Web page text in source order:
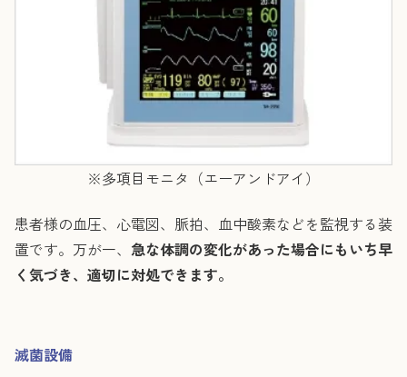
※多項目モニタ（エーアンドアイ）
患者様の血圧、心電図、脈拍、血中酸素などを監視する装
置です。万が一、 急な体調の変化があった場合にもいち早
く気づき、適切に対処できます。
滅菌設備